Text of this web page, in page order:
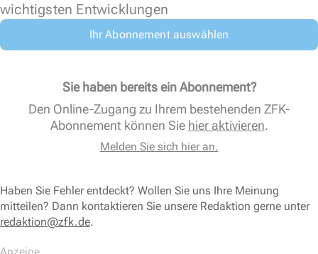
wichtigsten Entwicklungen
Ihr Abonnement auswählen
Sie haben bereits ein Abonnement?
Den Online-Zugang zu Ihrem bestehenden ZFK-
Abonnement können Sie hier aktivieren.
Melden Sie sich hier an.
Haben Sie Fehler entdeckt? Wollen Sie uns Ihre Meinung
mitteilen? Dann kontaktieren Sie unsere Redaktion gerne unter
redaktion@zfk.de.